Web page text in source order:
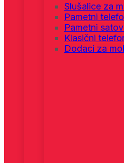
Slušalice za
Pametni
Pametni
Klasični
Dodaci za